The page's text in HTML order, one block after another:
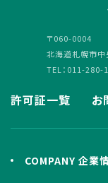
〒060-0004
北海道札幌市
TEL：011-
許可証一覧 お
COMPANY 企業